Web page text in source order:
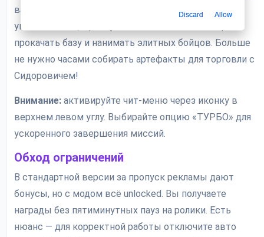
валютой исчезнут. Деньги при тратах не
уменьшаются, а растут — это позволяет быстро
прокачать базу и нанимать элитных бойцов. Больше
не нужно часами собирать артефакты для торговли с
Сидоровичем!
Внимание: активируйте чит-меню через иконку в
верхнем левом углу. Выбирайте опцию «ТУРБО» для
ускоренного завершения миссий.
Обход ограничений
В стандартной версии за пропуск рекламы дают
бонусы, но с модом всё unlocked. Вы получаете
награды без пятиминутных пауз на ролики. Есть
нюанс — для корректной работы отключите авто
Discard Allow